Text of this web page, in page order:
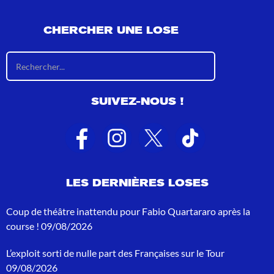
CHERCHER UNE LOSE
s
l
a
t
s
r
c
c
SUIVEZ-NOUS !
LES DERNIÈRES LOSES
Coup de théâtre inattendu pour Fabio Quartararo après la
course ! 09/08/2026
L’exploit sorti de nulle part des Françaises sur le Tour
09/08/2026